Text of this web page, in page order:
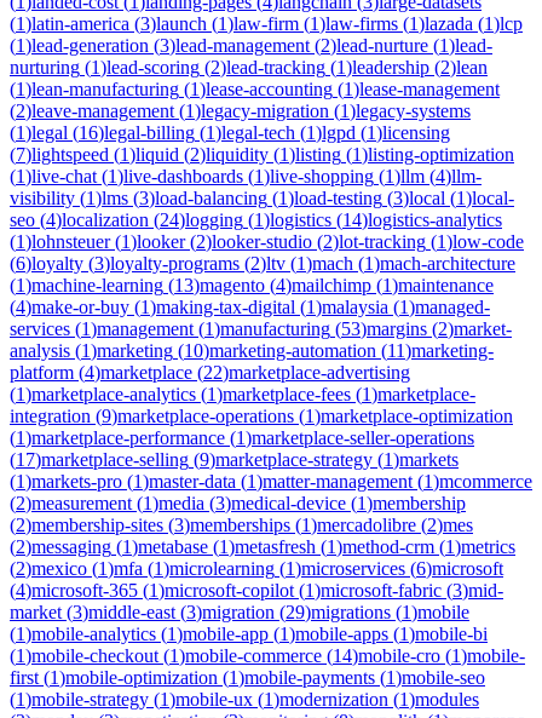
(1)latin-america (3)launch (1)law-firm (1)law-firms (1)lazada (1)lcp
(1)lead-generation (3)lead-management (2)lead-nurture (1)lead-
nurturing (1)lead-scoring (2)lead-tracking (1)leadership (2)lean
(1)lean-manufacturing (1)lease-accounting (1)lease-management
(2)leave-management (1)legacy-migration (1)legacy-systems
(1)legal (16)legal-billing (1)legal-tech (1)lgpd (1)licensing
(7)lightspeed (1)liquid (2)liquidity (1)listing (1)listing-optimization
(1)live-chat (1)live-dashboards (1)live-shopping (1)llm (4)llm-
visibility (1)lms (3)load-balancing (1)load-testing (3)local (1)local-
seo (4)localization (24)logging (1)logistics (14)logistics-analytics
(1)lohnsteuer(1)looker(2)looker-studio (2)lot-tracking (1)low-code
(6)loyalty (3)loyalty-programs (2)ltv (1)mach (1)mach-architecture
(1)machine-learning (13)magento (4)mailchimp (1)maintenance
(4)make-or-buy (1)making-tax-digital (1)malaysia (1)managed-
services (1)management (1)manufacturing (53)margins (2)market-
analysis (1)marketing (10)marketing-automation (11)marketing-
platform (4)marketplace (22)marketplace-advertising
(1)marketplace-analytics (1)marketplace-fees (1)marketplace-
integration (9)marketplace-operations (1)marketplace-optimization
(1)marketplace-performance (1)marketplace-seller-operations
(17)marketplace-selling (9)marketplace-strategy (1)markets
(1)markets-pro (1)master-data (1)matter-management (1)mcommerce
(2)measurement (1)media (3)medical-device (1)membership
(2)membership-sites (3)memberships (1)mercadolibre (2)mes
(2)messaging (1)metabase (1)metasfresh (1)method-crm (1)metrics
(2)mexico (1)mfa (1)microlearning (1)microservices (6)microsoft
(4)microsoft-365 (1)microsoft-copilot (1)microsoft-fabric (3)mid-
market (3)middle-east (3)migration (29)migrations (1)mobile
(1)mobile-analytics (1)mobile-app (1)mobile-apps (1)mobile-bi
(1)mobile-checkout (1)mobile-commerce (14)mobile-cro (1)mobile-
first (1)mobile-optimization (1)mobile-payments (1)mobile-seo
(1)mobile-strategy (1)mobile-ux (1)modernization (1)modules